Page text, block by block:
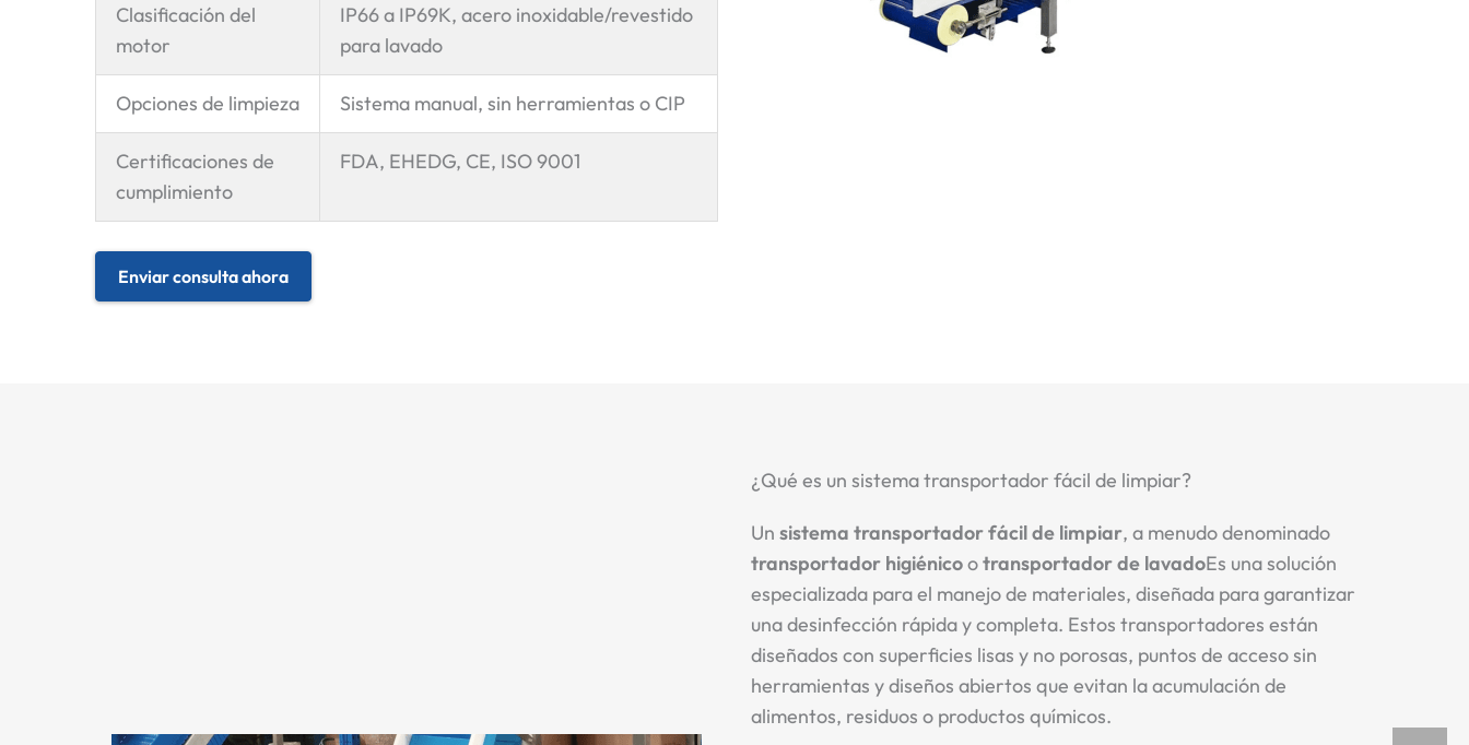
Clasificación del
motor
IP66 a IP69K, acero inoxidable/revestido
para lavado
Opciones de limpieza Sistema manual, sin herramientas o CIP
Certificaciones de
cumplimiento
FDA, EHEDG, CE, ISO 9001
Enviar consulta ahora
¿Qué es un sistema transportador fácil de limpiar?
Un sistema transportador fácil de limpiar, a menudo denominado
transportador higiénicootransportador de lavadoEs una solución
especializada para el manejo de materiales, diseñada para garantizar
una desinfección rápida y completa. Estos transportadores están
diseñados con superficies lisas y no porosas, puntos de acceso sin
herramientas y diseños abiertos que evitan la acumulación de
alimentos, residuos o productos químicos.